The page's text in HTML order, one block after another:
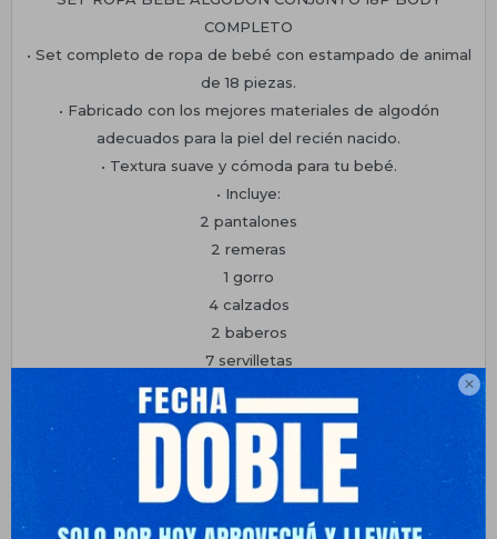

COMPLETO
• Set completo de ropa de bebé con estampado de animal
de 18 piezas.
• Fabricado con los mejores materiales de algodón
adecuados para la piel del recién nacido.
• Textura suave y cómoda para tu bebé.
• Incluye:
2 pantalones
2 remeras
1 gorro
4 calzados
2 baberos
7 servilletas
• Dimensiones caja: 51cm (alto) x 47cm (ancho).
Planes de cuotas
Envíos
Medios de pago